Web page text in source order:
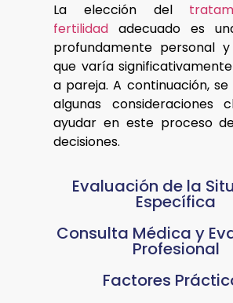
La elección del
fertilidad adecuado es
profundamente personal
que varía
a pareja. A continuación,
algunas consideraciones
ayudar en este proceso
decisiones.
Evaluación de la
Específica
Consulta Médica y
Profesional
Factores